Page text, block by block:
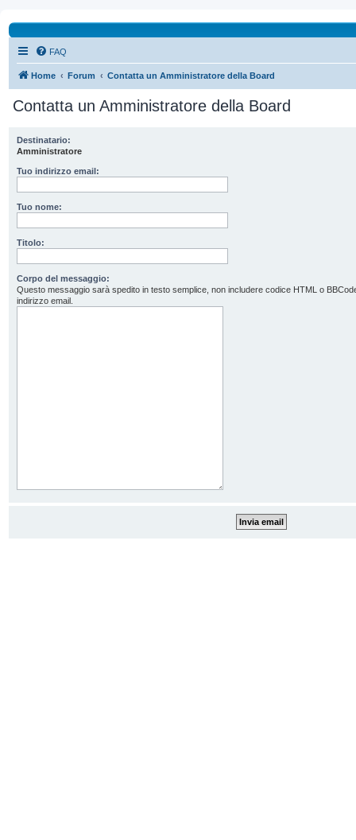
FAQ
Home Forum Contatta un Amministratore della Board
Contatta un Amministratore della Board
Destinatario:
Amministratore
Tuo indirizzo email:
Tuo nome:
Titolo:
Corpo del messaggio:
Questo messaggio sarà spedito in testo semplice, non includere codice HTML o
indirizzo email.